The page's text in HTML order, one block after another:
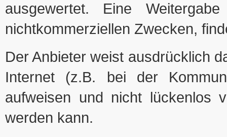
ausgewertet. Eine
nichtkommerziellen Zwecken,
Der Anbieter weist ausdrücklich
Internet (z.B. bei der
aufweisen und nicht lückenlos
werden kann.